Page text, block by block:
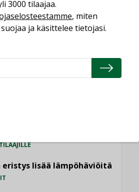
on tekniikkalaji
kumppaneita, jotka
teknisiä osaamisalueita
lisää lämpöhäviöitä
3000 tilaajaa.
, miten
ja käsittelee tietojasi.